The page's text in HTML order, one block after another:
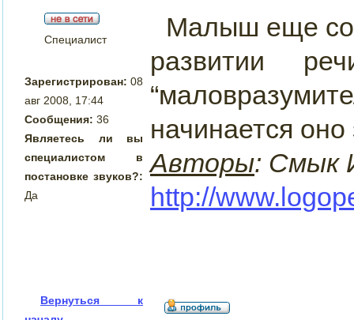
Специалист
Зарегистрирован: 08
авг 2008, 17:44
Сообщения: 36
Являетесь ли вы
специалистом в
постановке звуков?:
Да
Малыш еще
развитии
начинается
Авторы: Смык
http://
Вернуться к